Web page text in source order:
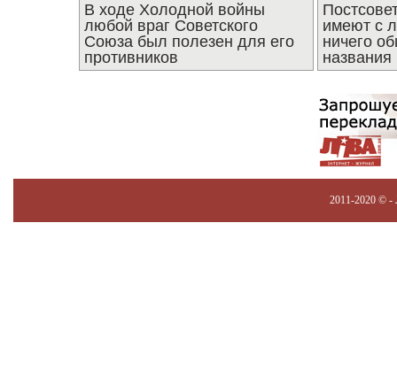
В ходе Холодной войны
любой враг Советского
Союза был полезен для его
противников
имеют с
ничего
названия
2011-2020 © -